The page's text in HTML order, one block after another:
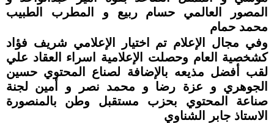
المصور العالمي حسام ربيع و المطرب الطبيب
محمد حمام
وفي مجال الإعلام تم اختيار الإعلامي شريف فؤاد
كشخصية العام وحصلت الإعلامية اسراء العقاد علي
لقب أفضل مذيعه بالإضافة لصناع المحتوي حسين
الجوهري و عزة رضا و محمد نصر و أمين لجنة
صناعة المحتوي بحزب مستقبل وطن بالمنصورة
الاستاذ جابر الشناوي